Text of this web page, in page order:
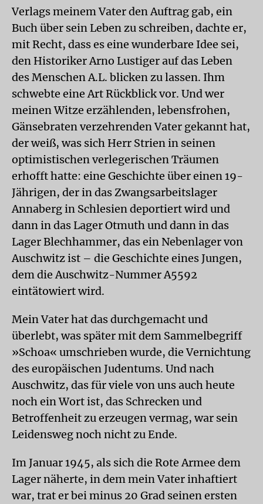
Verlags meinem Vater den Auftrag gab, ein
Buch über sein Leben zu schreiben, dachte er,
mit Recht, dass es eine wunderbare Idee sei,
den Historiker Arno Lustiger auf das Leben
des Menschen A.L. blicken zu lassen. Ihm
schwebte eine Art Rückblick vor. Und wer
meinen Witze erzählenden, lebensfrohen,
Gänsebraten verzehrenden Vater gekannt hat,
der weiß, was sich Herr Strien in seinen
optimistischen verlegerischen Träumen
erhofft hatte: eine Geschichte über einen 19-
Jährigen, der in das Zwangsarbeitslager
Annaberg in Schlesien deportiert wird und
dann in das Lager Otmuth und dann in das
Lager Blechhammer, das ein Nebenlager von
Auschwitz ist – die Geschichte eines Jungen,
dem die Auschwitz-Nummer A5592
eintätowiert wird.
Mein Vater hat das durchgemacht und
überlebt, was später mit dem Sammelbegriff
»Schoa« umschrieben wurde, die Vernichtung
des europäischen Judentums. Und nach
Auschwitz, das für viele von uns auch heute
noch ein Wort ist, das Schrecken und
Betroffenheit zu erzeugen vermag, war sein
Leidensweg noch nicht zu Ende.
Im Januar 1945, als sich die Rote Armee dem
Lager näherte, in dem mein Vater inhaftiert
war, trat er bei minus 20 Grad seinen ersten